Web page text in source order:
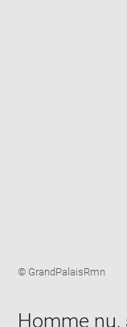
Image
© GrandPalaisRmn
Homme nu,